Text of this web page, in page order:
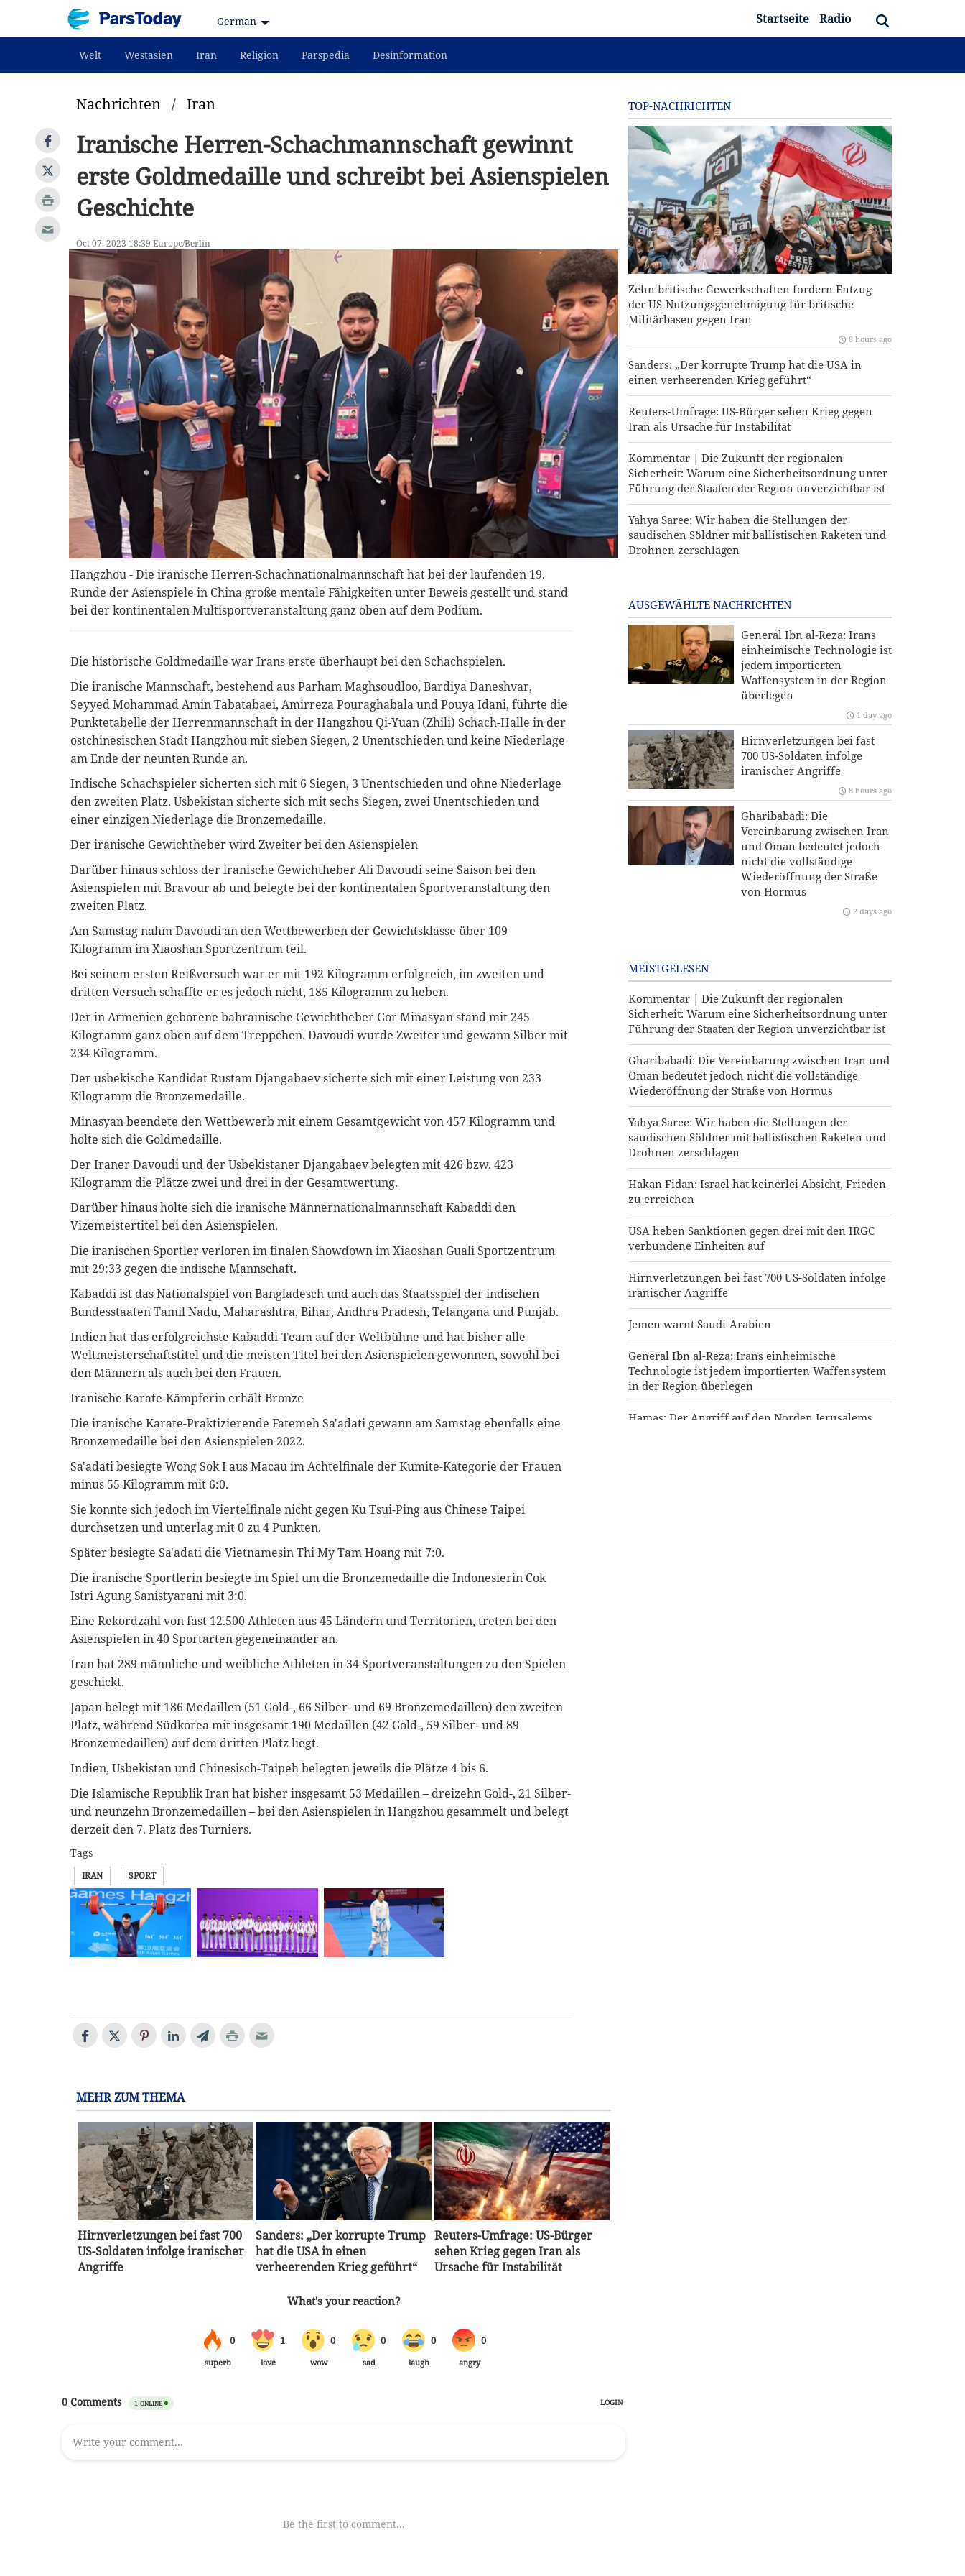
German Startseite Radio
Welt Westasien Iran Religion Parspedia Desinformation
Nachrichten / Iran
Iranische Herren-Schachmannschaft gewinnt
erste Goldmedaille und schreibt bei Asienspielen
Geschichte
Oct 07, 2023 18:39 Europe/Berlin
Hangzhou - Die iranische Herren-Schachnationalmannschaft hat bei der laufenden 19.
Runde der Asienspiele in China große mentale Fähigkeiten unter Beweis gestellt und stand
bei der kontinentalen Multisportveranstaltung ganz oben auf dem Podium.
Die historische Goldmedaille war Irans erste überhaupt bei den Schachspielen.
Die iranische Mannschaft, bestehend aus Parham Maghsoudloo, Bardiya Daneshvar,
Seyyed Mohammad Amin Tabatabaei, Amirreza Pouraghabala und Pouya Idani, führte die
Punktetabelle der Herrenmannschaft in der Hangzhou Qi-Yuan (Zhili) Schach-Halle in der
ostchinesischen Stadt Hangzhou mit sieben Siegen, 2 Unentschieden und keine Niederlage
am Ende der neunten Runde an.
Indische Schachspieler sicherten sich mit 6 Siegen, 3 Unentschieden und ohne Niederlage
den zweiten Platz. Usbekistan sicherte sich mit sechs Siegen, zwei Unentschieden und
einer einzigen Niederlage die Bronzemedaille.
Der iranische Gewichtheber wird Zweiter bei den Asienspielen
Darüber hinaus schloss der iranische Gewichtheber Ali Davoudi seine Saison bei den
Asienspielen mit Bravour ab und belegte bei der kontinentalen Sportveranstaltung den
zweiten Platz.
Am Samstag nahm Davoudi an den Wettbewerben der Gewichtsklasse über 109
Kilogramm im Xiaoshan Sportzentrum teil.
Bei seinem ersten Reißversuch war er mit 192 Kilogramm erfolgreich, im zweiten und
dritten Versuch schaffte er es jedoch nicht, 185 Kilogramm zu heben.
Der in Armenien geborene bahrainische Gewichtheber Gor Minasyan stand mit 245
Kilogramm ganz oben auf dem Treppchen. Davoudi wurde Zweiter und gewann Silber mit
234 Kilogramm.
Der usbekische Kandidat Rustam Djangabaev sicherte sich mit einer Leistung von 233
Kilogramm die Bronzemedaille.
Minasyan beendete den Wettbewerb mit einem Gesamtgewicht von 457 Kilogramm und
holte sich die Goldmedaille.
Der Iraner Davoudi und der Usbekistaner Djangabaev belegten mit 426 bzw. 423
Kilogramm die Plätze zwei und drei in der Gesamtwertung.
Darüber hinaus holte sich die iranische Männernationalmannschaft Kabaddi den
Vizemeistertitel bei den Asienspielen.
Die iranischen Sportler verloren im finalen Showdown im Xiaoshan Guali Sportzentrum
mit 29:33 gegen die indische Mannschaft.
Kabaddi ist das Nationalspiel von Bangladesch und auch das Staatsspiel der indischen
Bundesstaaten Tamil Nadu, Maharashtra, Bihar, Andhra Pradesh, Telangana und Punjab.
Indien hat das erfolgreichste Kabaddi-Team auf der Weltbühne und hat bisher alle
Weltmeisterschaftstitel und die meisten Titel bei den Asienspielen gewonnen, sowohl bei
den Männern als auch bei den Frauen.
Iranische Karate-Kämpferin erhält Bronze
Die iranische Karate-Praktizierende Fatemeh Sa'adati gewann am Samstag ebenfalls eine
Bronzemedaille bei den Asienspielen 2022.
Sa'adati besiegte Wong Sok I aus Macau im Achtelfinale der Kumite-Kategorie der Frauen
minus 55 Kilogramm mit 6:0.
Sie konnte sich jedoch im Viertelfinale nicht gegen Ku Tsui-Ping aus Chinese Taipei
durchsetzen und unterlag mit 0 zu 4 Punkten.
Später besiegte Sa'adati die Vietnamesin Thi My Tam Hoang mit 7:0.
Die iranische Sportlerin besiegte im Spiel um die Bronzemedaille die Indonesierin Cok
Istri Agung Sanistyarani mit 3:0.
Eine Rekordzahl von fast 12.500 Athleten aus 45 Ländern und Territorien, treten bei den
Asienspielen in 40 Sportarten gegeneinander an.
Iran hat 289 männliche und weibliche Athleten in 34 Sportveranstaltungen zu den Spielen
geschickt.
Japan belegt mit 186 Medaillen (51 Gold-, 66 Silber- und 69 Bronzemedaillen) den zweiten
Platz, während Südkorea mit insgesamt 190 Medaillen (42 Gold-, 59 Silber- und 89
Bronzemedaillen) auf dem dritten Platz liegt.
Indien, Usbekistan und Chinesisch-Taipeh belegten jeweils die Plätze 4 bis 6.
Die Islamische Republik Iran hat bisher insgesamt 53 Medaillen – dreizehn Gold-, 21 Silber-
und neunzehn Bronzemedaillen – bei den Asienspielen in Hangzhou gesammelt und belegt
derzeit den 7. Platz des Turniers.
Tags
IRAN SPORT
MEHR ZUM THEMA
Hirnverletzungen bei fast 700
US-Soldaten infolge iranischer
Angriffe
Sanders: „Der korrupte Trump
hat die USA in einen
verheerenden Krieg geführt“
Reuters-Umfrage: US-Bürger
sehen Krieg gegen Iran als
Ursache für Instabilität
TOP-NACHRICHTEN
Zehn britische Gewerkschaften fordern Entzug
der US-Nutzungsgenehmigung für britische
Militärbasen gegen Iran
8 hours ago
Sanders: „Der korrupte Trump hat die USA in
einen verheerenden Krieg geführt“
Reuters-Umfrage: US-Bürger sehen Krieg gegen
Iran als Ursache für Instabilität
Kommentar | Die Zukunft der regionalen
Sicherheit: Warum eine Sicherheitsordnung unter
Führung der Staaten der Region unverzichtbar ist
Yahya Saree: Wir haben die Stellungen der
saudischen Söldner mit ballistischen Raketen und
Drohnen zerschlagen
AUSGEWÄHLTE NACHRICHTEN
General Ibn al-Reza: Irans
einheimische Technologie ist
jedem importierten
Waffensystem in der Region
überlegen
1 day ago
Hirnverletzungen bei fast
700 US-Soldaten infolge
iranischer Angriffe
8 hours ago
Gharibabadi: Die
Vereinbarung zwischen Iran
und Oman bedeutet jedoch
nicht die vollständige
Wiederöffnung der Straße
von Hormus
2 days ago
MEISTGELESEN
Kommentar | Die Zukunft der regionalen
Sicherheit: Warum eine Sicherheitsordnung unter
Führung der Staaten der Region unverzichtbar ist
Gharibabadi: Die Vereinbarung zwischen Iran und
Oman bedeutet jedoch nicht die vollständige
Wiederöffnung der Straße von Hormus
Yahya Saree: Wir haben die Stellungen der
saudischen Söldner mit ballistischen Raketen und
Drohnen zerschlagen
Hakan Fidan: Israel hat keinerlei Absicht, Frieden
zu erreichen
USA heben Sanktionen gegen drei mit den IRGC
verbundene Einheiten auf
Hirnverletzungen bei fast 700 US-Soldaten infolge
iranischer Angriffe
Jemen warnt Saudi-Arabien
General Ibn al-Reza: Irans einheimische
Technologie ist jedem importierten Waffensystem
in der Region überlegen
Hamas: Der Angriff auf den Norden Jerusalems